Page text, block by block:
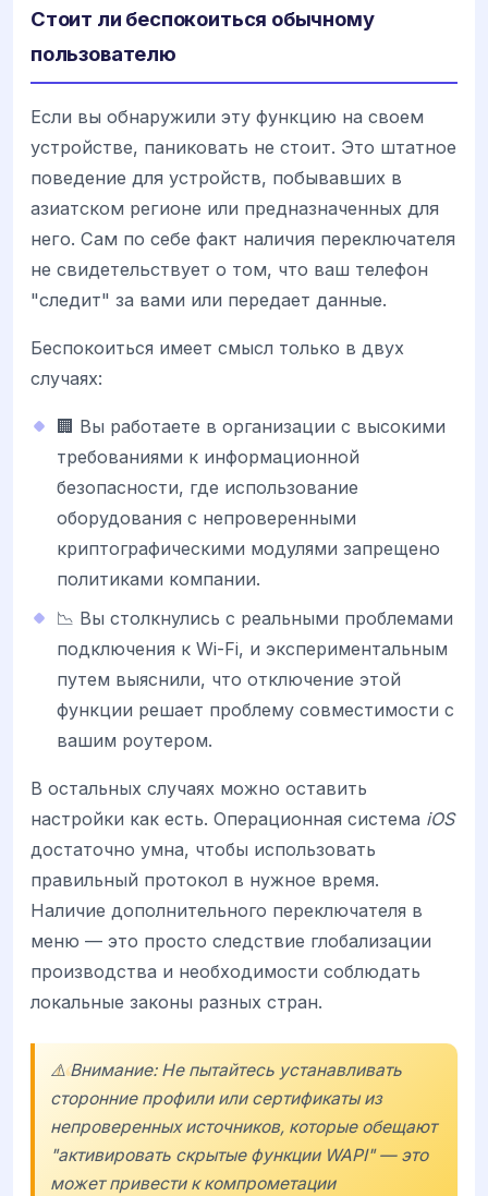
Стоит ли беспокоиться обычному
пользователю
Если вы обнаружили эту функцию на своем
устройстве, паниковать не стоит. Это штатное
поведение для устройств, побывавших в
азиатском регионе или предназначенных для
него. Сам по себе факт наличия переключателя
не свидетельствует о том, что ваш телефон
"следит" за вами или передает данные.
Беспокоиться имеет смысл только в двух
случаях:
🏢 Вы работаете в организации с высокими
требованиями к информационной
безопасности, где использование
оборудования с непроверенными
криптографическими модулями запрещено
политиками компании.
📉 Вы столкнулись с реальными проблемами
подключения к Wi-Fi, и экспериментальным
путем выяснили, что отключение этой
функции решает проблему совместимости с
вашим роутером.
В остальных случаях можно оставить
настройки как есть. Операционная система iOS
достаточно умна, чтобы использовать
правильный протокол в нужное время.
Наличие дополнительного переключателя в
меню — это просто следствие глобализации
производства и необходимости соблюдать
локальные законы разных стран.
⚠️ Внимание: Не пытайтесь устанавливать
сторонние профили или сертификаты из
непроверенных источников, которые обещают
"активировать скрытые функции WAPI" — это
может привести к компрометации